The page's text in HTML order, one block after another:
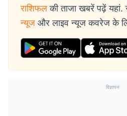
राशिफल की ताजा खबरें पढ़ें यहां.
न्यूज और लाइव न्यूज कवरेज के
विज्ञापन